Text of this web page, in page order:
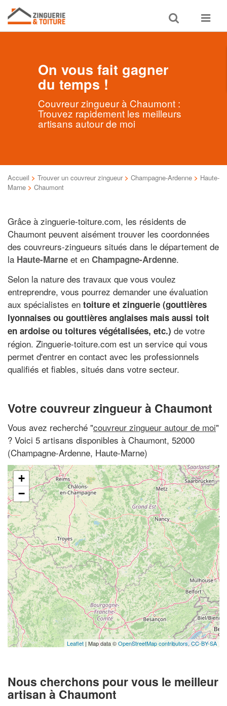
Toggle
search
Toggle
On vous fait gagner
du temps !
Couvreur zingueur à Chaumont :
Trouvez rapidement les meilleurs
artisans autour de moi
Accueil > Trouver un couvreur zingueur > Champagne-Ardenne > Haute-
Marne > Chaumont
Grâce à zinguerie-toiture.com, les résidents de
Chaumont peuvent aisément trouver les coordonnées
des couvreurs-zingueurs situés dans le département de
la Haute-Marne et en Champagne-Ardenne.
Selon la nature des travaux que vous voulez
entreprendre, vous pourrez demander une évaluation
aux spécialistes en toiture et zinguerie (gouttières
lyonnaises ou gouttières anglaises mais aussi toit
en ardoise ou toitures végétalisées, etc.) de votre
région. Zinguerie-toiture.com est un service qui vous
permet d'entrer en contact avec les professionnels
qualifiés et fiables, situés dans votre secteur.
Votre couvreur zingueur à Chaumont
Vous avez recherché "couvreur zingueur autour de moi"
? Voici 5 artisans disponibles à Chaumont, 52000
(Champagne-Ardenne, Haute-Marne)
+
−
Leaflet | Map data ©OpenStreetMap contributors,CC-BY-SA
Nous cherchons pour vous le meilleur
artisan à Chaumont